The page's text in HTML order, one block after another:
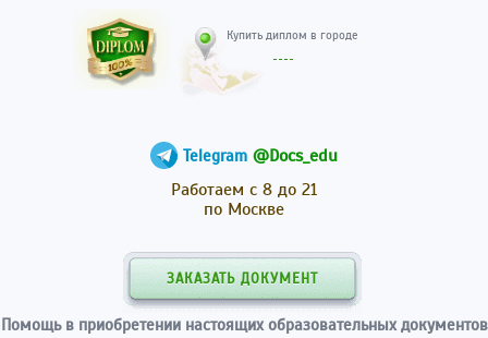
Telegram @Docs_edu
Работаем с 8 до 21
по Москве
ЗАКАЗАТЬ ДОКУМЕНТ
Помощь в приобретении настоящих образовательных документов